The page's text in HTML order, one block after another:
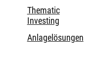
Thematic
Investing
Anlagelösungen